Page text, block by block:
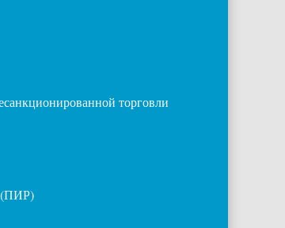
торговли
(ПИР)